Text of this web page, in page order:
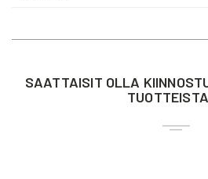
SAATTAISIT OLLA
TUOTTEISTA